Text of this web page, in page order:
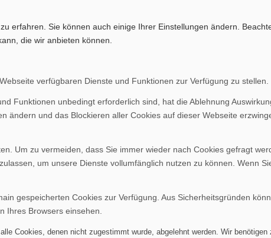
erfahren. Sie können auch einige Ihrer Einstellungen ändern.
die wir anbieten können.
verfügbaren Dienste und Funktionen zur Verfügung zu stellen.
Funktionen unbedingt erforderlich sind, hat die Ablehnung
ändern und das Blockieren aller Cookies auf dieser Webseite
Um zu vermeiden, dass Sie immer wieder nach Cookies gefragt
um unsere Dienste vollumfänglich nutzen zu können. Wenn
gespeicherten Cookies zur Verfügung. Aus Sicherheitsgründen
Ihres Browsers einsehen.
Cookies, denen nicht zugestimmt wurde, abgelehnt werden. Wir